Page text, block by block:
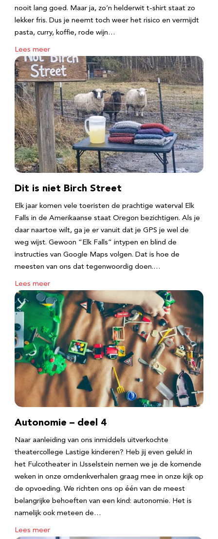
nooit lang goed. Maar ja, zo’n helderwit t-shirt staat zo
lekker fris. Dus je neemt toch weer het risico en vermijdt
pasta, curry, koffie, rode wijn…
Lees meer
Dit is niet Birch Street
Elk jaar komen vele toeristen de prachtige waterval Elk
Falls in de Amerikaanse staat Oregon bezichtigen. Als je
daar naartoe wilt, ga je er vanuit dat je GPS je wel de
weg wijst. Gewoon “Elk Falls” intypen en blind de
instructies van Google Maps volgen. Dat is hoe de
meesten van ons dat tegenwoordig doen.…
Lees meer
Autonomie – deel 4
Naar aanleiding van ons inmiddels uitverkochte
theatercollege Lastige kinderen? Heb jij even geluk! in
het Fulcotheater in IJsselstein nemen we je de komende
weken in onze omdenkverhalen graag mee in onze kijk op
de opvoeding. We richten ons op één van de meest
belangrijke behoeften van een kind: autonomie. Het is
namelijk ook meteen de…
Lees meer